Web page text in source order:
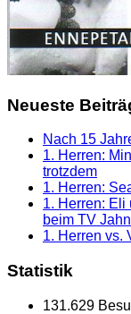
Neueste
Nach 15
1. Herren:
trotzdem
1. Herren:
1. Herren: Eli
beim TV Jahn
1. Herren vs.
Statistik
131.629